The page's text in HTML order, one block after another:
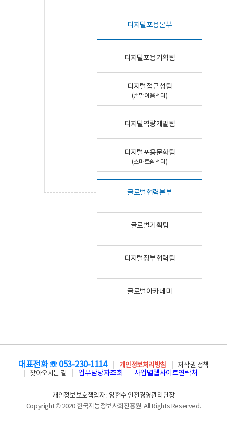
디지털포용본부
디지털포용기획팀
디지털접근성팀
(손말이음센터)
디지털역량개발팀
디지털포용문화팀
(스마트쉼센터)
글로벌협력본부
글로벌기획팀
디지털정부협력팀
글로벌아카데미
대표전화 ☏ 053-230-1114 개인정보처리방침
저작권 정책
찾아오시는 길
업무담당자조회 사업별웹사이트연락처
개인정보보호책임자 : 양현수 안전경영관리단장
Copyright © 2020 한국지능정보사회진흥원. All Rights Reserved.